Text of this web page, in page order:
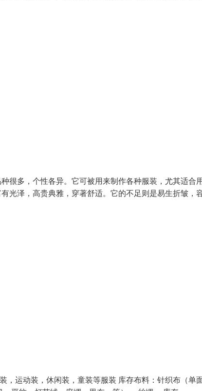
很多，个性各异。它可被用来制作各种服装，尤其适合
光泽，高贵典雅，穿著舒适。它的不足则是易生折皱，
，运动装，休闲装，童装等服装 库存布料：针织布（单